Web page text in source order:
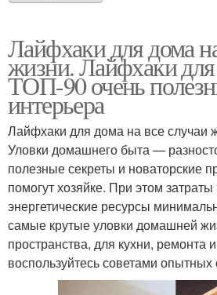
Лайфхаки для дома
жизни. Лайфхаки
ТОП-90 очень
интерьера
Лайфхаки для дома на все случаи
Уловки домашнего быта —
полезные секреты и новаторские
помогут хозяйке. При этом
энергетические ресурсы
самые крутые уловки домашней
пространства, для кухни, ремонта
воспользуйтесь советами